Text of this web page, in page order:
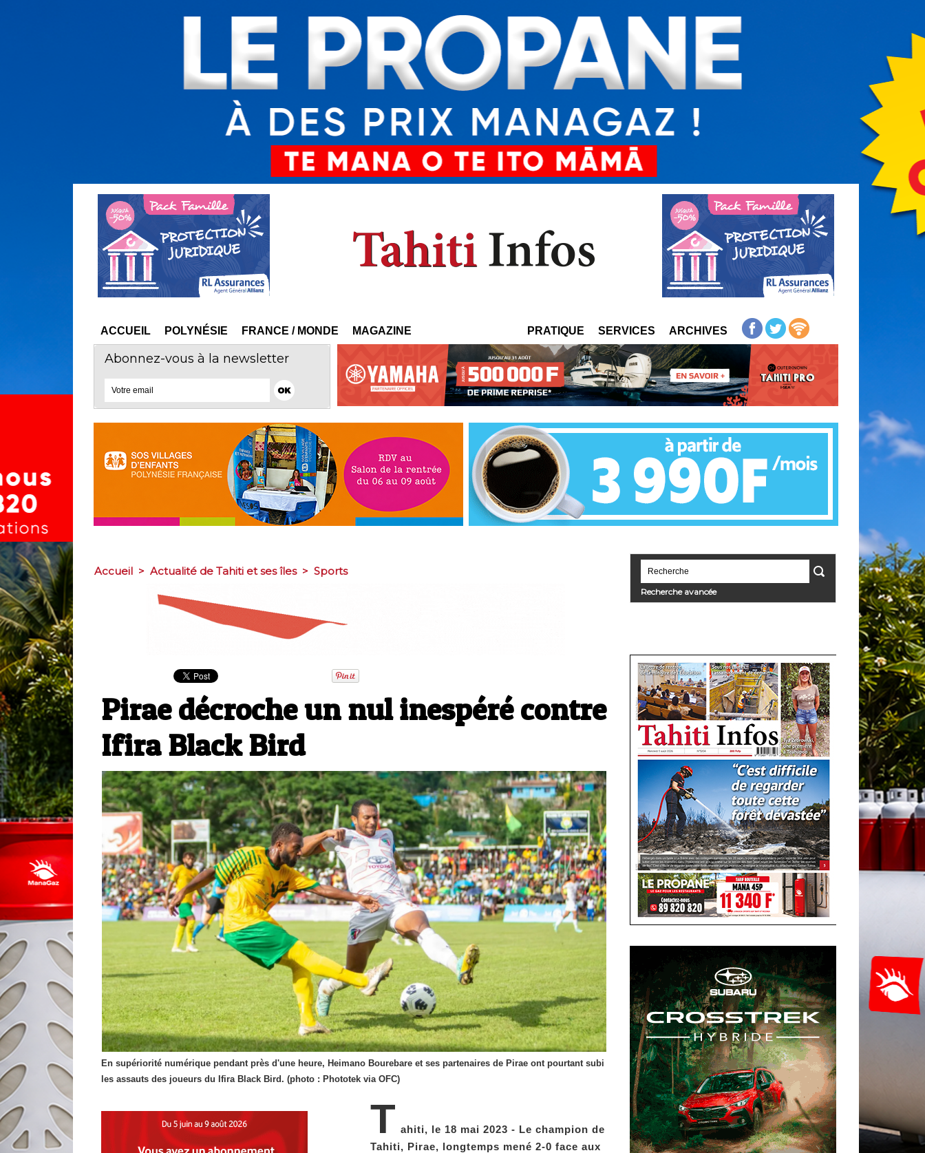
ACCUEIL POLYNÉSIE FRANCE / MONDE MAGAZINE PRATIQUE SERVICES ARCHIVES
Abonnez-vous à la newsletter
Accueil > Actualité de Tahiti et ses îles > Sports
Pirae décroche un nul inespéré contre
Ifira Black Bird
En supériorité numérique pendant près d'une heure, Heimano Bourebare et ses partenaires de Pirae ont pourtant subi
les assauts des joueurs du Ifira Black Bird. (photo : Phototek via OFC)
T ahiti, le 18 mai 2023 - Le champion de
Tahiti, Pirae, longtemps mené 2-0 face aux
Recherche avancée